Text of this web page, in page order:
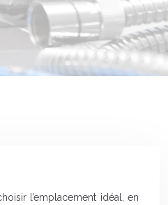
l’emplacement idéal, en